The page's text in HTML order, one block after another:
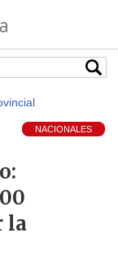
NACIONALES
la